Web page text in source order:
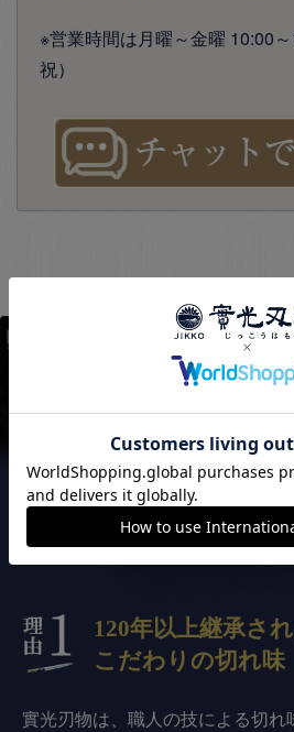
※営業時間は月曜～金曜 10:00
祝）
實光刃物
選ばれる3つ
120年以上継承さ
こだわりの切れ味
實光刃物は、職人の技による切れ